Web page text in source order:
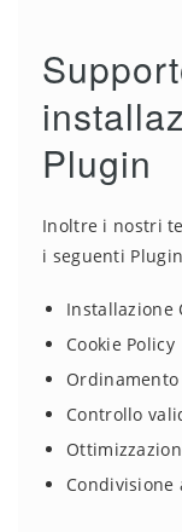
Plugin
Inoltre i nostri
i seguenti
Installazione
Cookie Policy
Ordinamento
Controllo